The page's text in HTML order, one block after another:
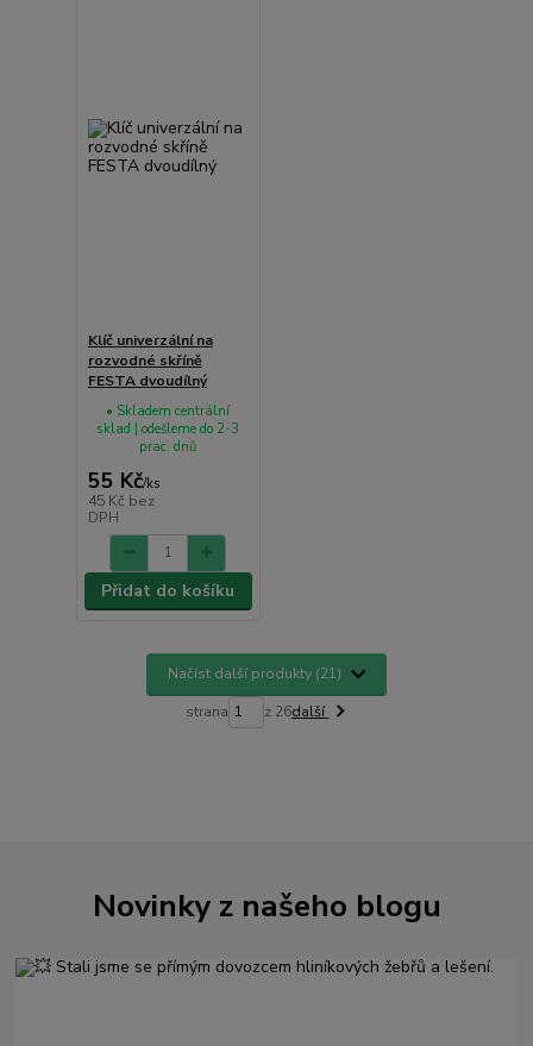
Klíč univerzální na
rozvodné skříně
FESTA dvoudílný
55 Kč/ks
45 Kč bez
DPH
• Skladem centrální
sklad | odešleme do 2-3
prac. dnů
Přidat do košíku
Načíst další produkty (21)
strana z 26další
Novinky z našeho blogu